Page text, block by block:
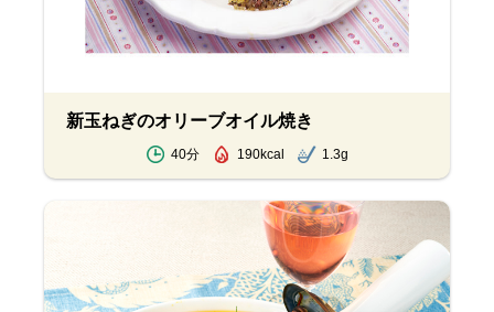
新玉ねぎのオリーブオイル焼き
40分 190kcal 1.3g